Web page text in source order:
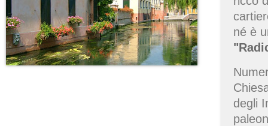
né è
degli